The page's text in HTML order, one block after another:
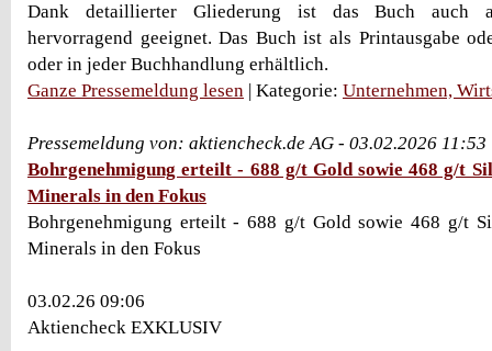
Dank detaillierter Gliederung ist das Buch auch
hervorragend geeignet. Das Buch ist als Printausgabe
oder in jeder Buchhandlung erhältlich.
Ganze Pressemeldung lesen | Kategorie: Unternehmen,
Pressemeldung von: aktiencheck.de AG - 03.02.2026
Bohrgenehmigung erteilt - 688 g/t Gold sowie 468 g/t
Minerals in den Fokus
Bohrgenehmigung erteilt - 688 g/t Gold sowie 468 g/t
Minerals in den Fokus
03.02.26 09:06
Aktiencheck EXKLUSIV